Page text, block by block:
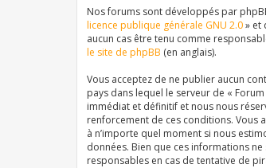
Nos forums sont développés par
licence publique générale GNU 2.0» et
aucun cas être tenu comme
le site de phpBB (en anglais).
Vous acceptez de ne publier aucun
pays dans lequel le serveur de «
immédiat et définitif et nous nous
renforcement de ces conditions. Vous
à n’importe quel moment si nous
données. Bien que ces informations
responsables en cas de tentative de